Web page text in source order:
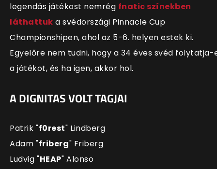
legendás játékost nemrég fnatic színekben
láthattuk a svédországi Pinnacle Cup
Championshipen, ahol az 5-6. helyen estek ki.
Egyelőre nem tudni, hogy a 34 éves svéd folytatja-
a játékot, és ha igen, akkor hol.
A DIGNITAS VOLT TAGJAI
Patrik "⁠f0rest⁠" Lindberg
Adam "⁠friberg⁠" Friberg
Ludvig "⁠HEAP⁠" Alonso